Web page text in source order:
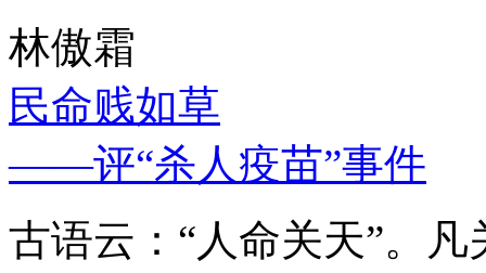
林傲霜
民命贱如草
——评“杀人疫苗”事件
古语云：“人命关天”。